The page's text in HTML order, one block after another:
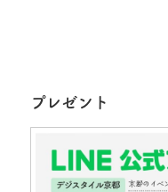
プレゼント